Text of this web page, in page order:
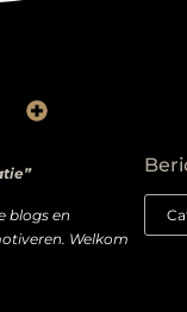
blogs en
Welkom